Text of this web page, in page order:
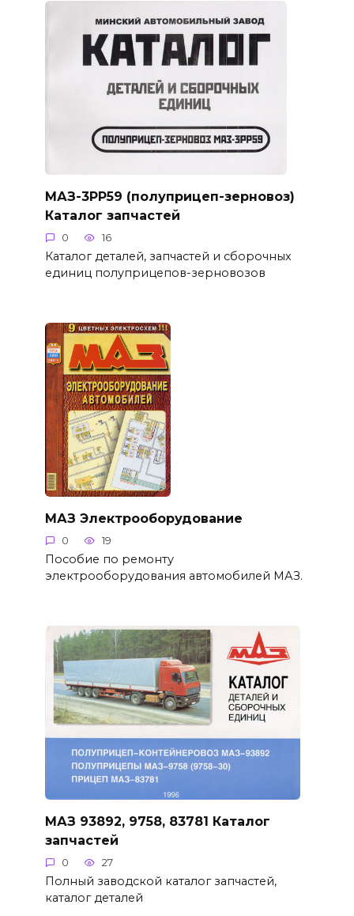
МАЗ-3РР59 (полуприцеп-зерновоз)
Каталог запчастей
0 16
Каталог деталей, запчастей и сборочных
единиц полуприцепов-зерновозов
МАЗ Электрооборудование
0 19
Пособие по ремонту
электрооборудования автомобилей МАЗ.
МАЗ 93892, 9758, 83781 Каталог
запчастей
0 27
Полный заводской каталог запчастей,
каталог деталей